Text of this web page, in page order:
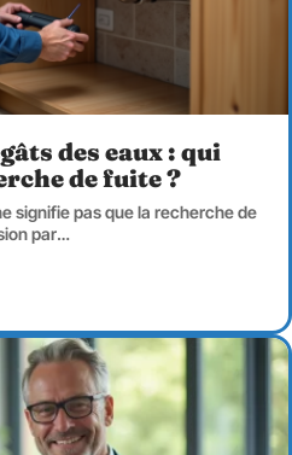
des eaux : qui
de fuite ?
signifie pas que la recherche de
par…